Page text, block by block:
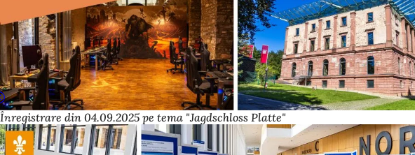
Înregistrare din 04.09.2025 pe tema "Jagdschloss Platte"